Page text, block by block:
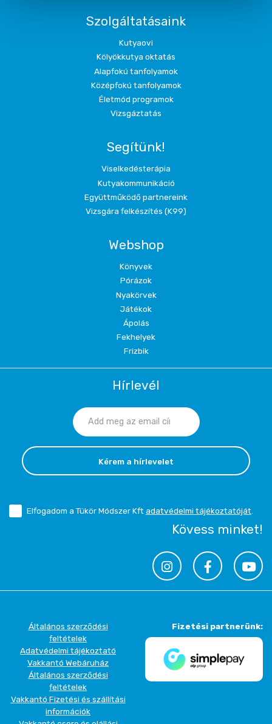
Szolgáltatásaink
Kutyaovi
Kölyökkutya oktatás
Alapfokú tanfolyamok
Középfokú tanfolyamok
Életmód programok
Vizsgáztatás
Segítünk!
Viselkedésterápia
Kutyakommunikáció
Együttműködő partnereink
Vizsgára felkészítés (K99)
Webshop
Könyvek
Pórázok
Nyakörvek
Játékok
Ápolás
Fekhelyek
Frizbik
Hírlevél
Kérem a hírlevelet
Elfogadom a Tükör Módszer Kftadatvédelmi tájékoztatóját.
Kövess minket!
Általános szerződési
feltételek
Adatvédelmi tájékoztató
Vakkantó Webáruház
Általános szerződési
feltételek
Vakkantó Fizetési és szállítási
információk
Fizetési partnerünk: